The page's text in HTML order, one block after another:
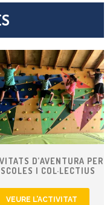
D’AVENTURA PER
I COL·LECTIUS
VEURE L’ACTIVITAT